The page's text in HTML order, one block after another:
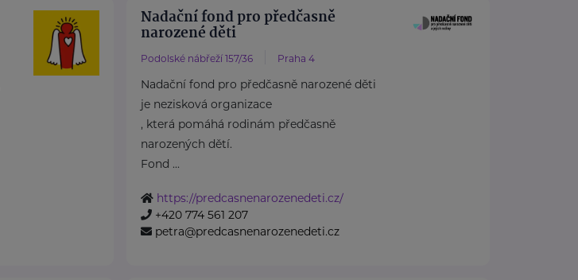
Nadační fond pro předčasně
narozené děti
Podolské nábřeží 157/36 Praha 4
Nadační fond pro předčasně narozené děti
je nezisková organizace
, která pomáhá rodinám předčasně
narozených dětí.
Fond ...
https://predcasnenarozenedeti.cz/
+420 774 561 207
petra@predcasnenarozenedeti.cz